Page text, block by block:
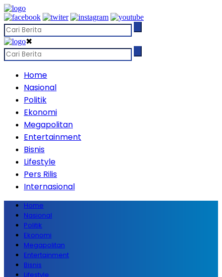
✖
Home
Nasional
Politik
Ekonomi
Megapolitan
Entertainment
Bisnis
Lifestyle
Pers Rilis
Internasional
Home
Nasional
Politik
Ekonomi
Megapolitan
Entertainment
Bisnis
Lifestyle